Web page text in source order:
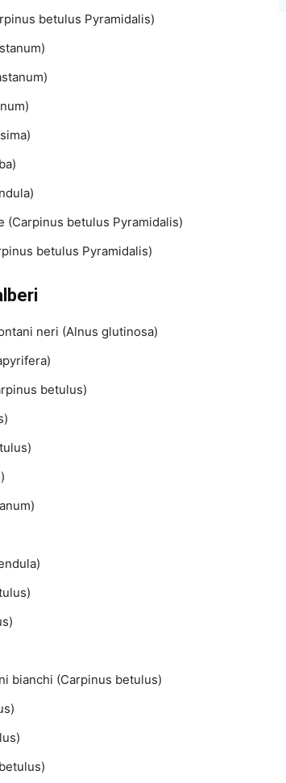
betulus Pyramidalis)
(Carpinus betulus Pyramidalis)
betulus Pyramidalis)
neri (Alnus glutinosa)
betulus)
bianchi (Carpinus betulus)